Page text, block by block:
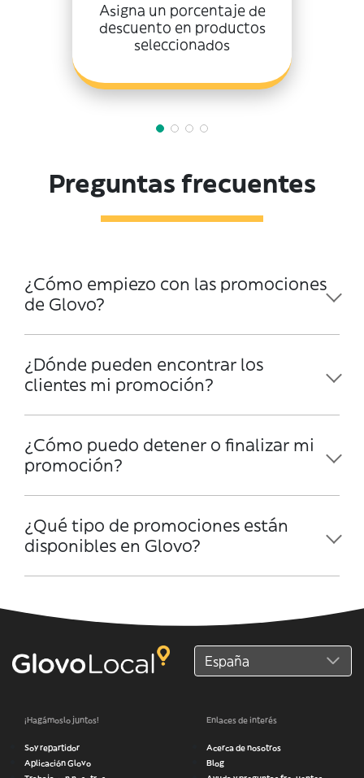
Asigna un porcentaje de
descuento en productos
seleccionados
Preguntas frecuentes
¿Cómo empiezo con las promociones
de Glovo?
¿Dónde pueden encontrar los
clientes mi promoción?
¿Cómo puedo detener o finalizar mi
promoción?
¿Qué tipo de promociones están
disponibles en Glovo?
¡Hagámoslo juntos!
Soy repartidor
Aplicación Glovo
Enlaces de interés
Acerca de nosotros
Blog